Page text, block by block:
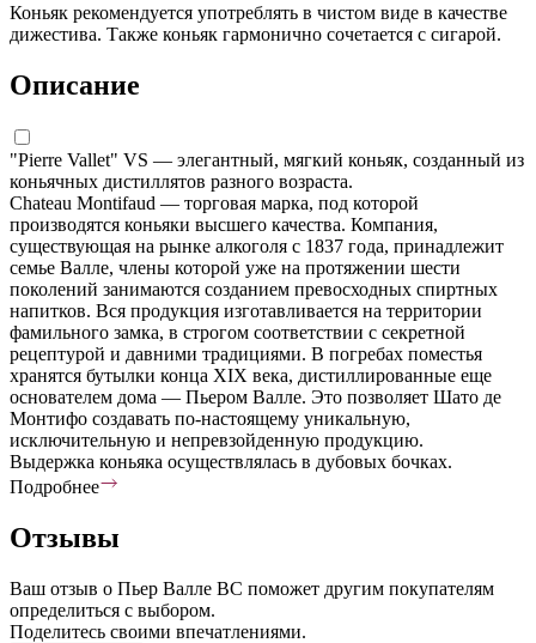
Коньяк рекомендуется употреблять в чистом виде в качестве
дижестива. Также коньяк гармонично сочетается с сигарой.
Описание
"Pierre Vallet" VS — элегантный, мягкий коньяк, созданный из
коньячных дистиллятов разного возраста.
Chateau Montifaud — торговая марка, под которой
производятся коньяки высшего качества. Компания,
существующая на рынке алкоголя с 1837 года, принадлежит
семье Валле, члены которой уже на протяжении шести
поколений занимаются созданием превосходных спиртных
напитков. Вся продукция изготавливается на территории
фамильного замка, в строгом соответствии с секретной
рецептурой и давними традициями. В погребах поместья
хранятся бутылки конца XIX века, дистиллированные еще
основателем дома — Пьером Валле. Это позволяет Шато де
Монтифо создавать по-настоящему уникальную,
исключительную и непревзойденную продукцию.
Выдержка коньяка осуществлялась в дубовых бочках.
Подробнее
Отзывы
Ваш отзыв о Пьер Валле ВС поможет другим покупателям
определиться с выбором.
Поделитесь своими впечатлениями.